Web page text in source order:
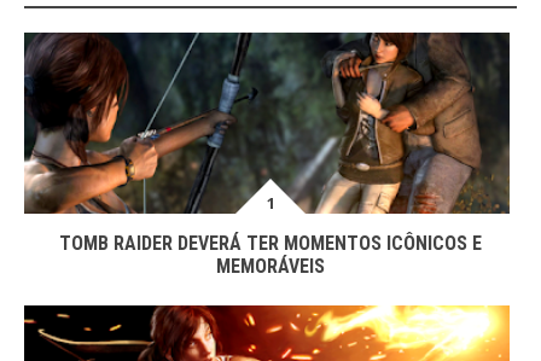
TOMB RAIDER DEVERÁ TER MOMENTOS ICÔNICOS E
MEMORÁVEIS